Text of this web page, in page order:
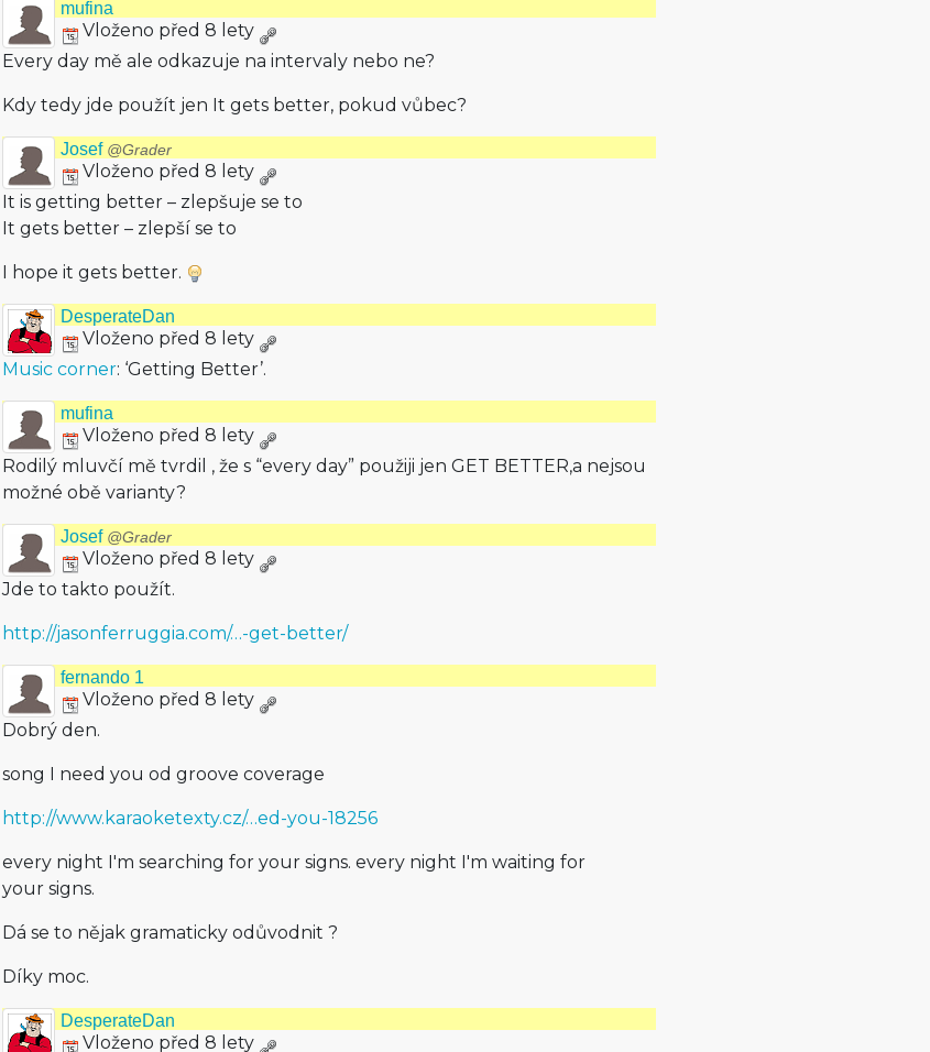
mufina
Vloženo před 8 lety
Every day mě ale odkazuje na intervaly nebo ne?
Kdy tedy jde použít jen It gets better, pokud vůbec?
Josef @Grader
Vloženo před 8 lety
It is getting better – zlepšuje se to
It gets better – zlepší se to
I hope it gets better.
DesperateDan
Vloženo před 8 lety
Music corner: ‘Getting Better’.
mufina
Vloženo před 8 lety
Rodilý mluvčí mě tvrdil , že s “every day” použiji jen GET BETTER,a nejsou
možné obě varianty?
Josef @Grader
Vloženo před 8 lety
Jde to takto použít.
http://jasonferruggia.com/…-get-better/
fernando 1
Vloženo před 8 lety
Dobrý den.
song I need you od groove coverage
http://www.karaoketexty.cz/…ed-you-18256
every night I'm searching for your signs. every night I'm waiting for
your signs.
Dá se to nějak gramaticky odůvodnit ?
Díky moc.
DesperateDan
Vloženo před 8 lety